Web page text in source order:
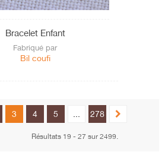
Bracelet Enfant
Fabriqué par
Bil coufi
3 4 5 278
Résultats 19 - 27 sur 2499.